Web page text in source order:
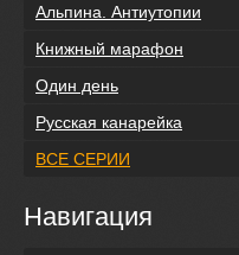
Альпина. Антиутопии
Книжный марафон
Один день
Русская канарейка
ВСЕ СЕРИИ
Навигация